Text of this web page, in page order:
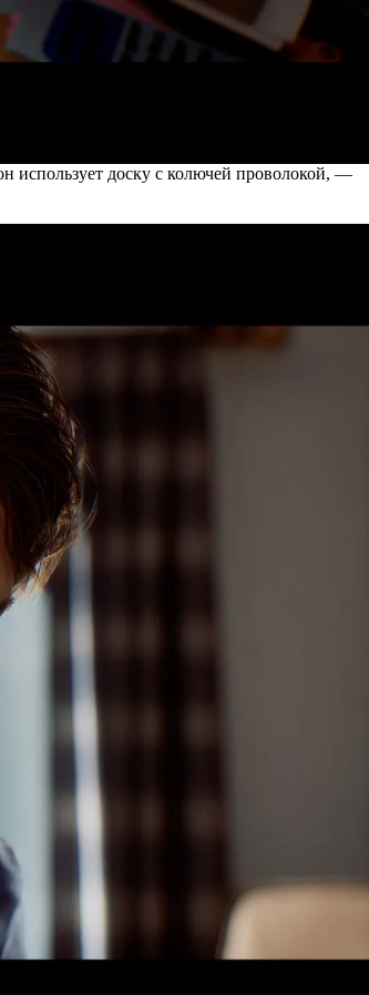
использует доску с колючей проволокой, —